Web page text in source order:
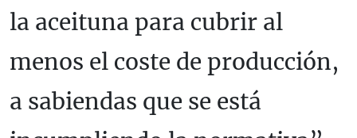
la aceituna para cubrir al
menos el coste de producción,
a sabiendas que se está